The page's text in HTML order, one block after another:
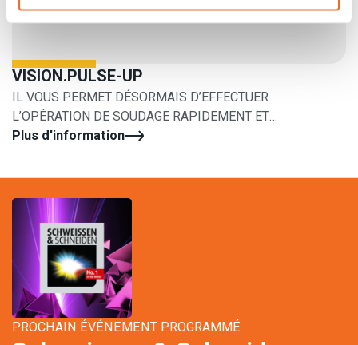
VISION.PULSE-UP
IL VOUS PERMET DÉSORMAIS D’EFFECTUER
L’OPÉRATION DE SOUDAGE RAPIDEMENT ET
FACILEMENT
Plus d'information
PROCHAIN ÉVÉNEMENT PROGRAMMÉ